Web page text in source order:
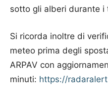
sotto gli alberi durante i
Si ricorda inoltre di
meteo prima degli
ARPAV con
minuti: https://